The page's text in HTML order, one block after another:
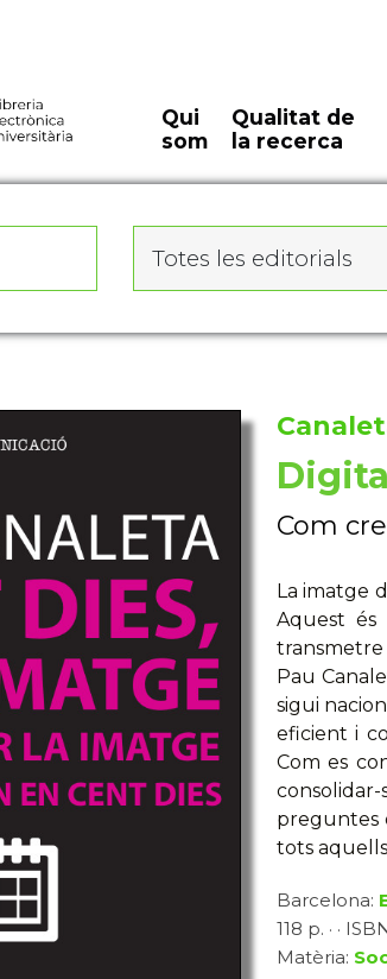
Qui
som
Qualitat de
la recerca
Totes les editorials
Com
La imatge
Aquest
transmetre
Pau
sigui
eficient i
Com es
preguntes
tots
Barcelona:
118 p. · ·
Matèria: